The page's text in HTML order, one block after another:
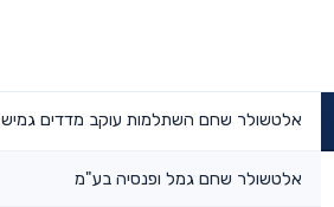
אלטשולר שחם השתלמות עוקב מדדים גמיש
אלטשולר שחם גמל ופנסיה בע"מ